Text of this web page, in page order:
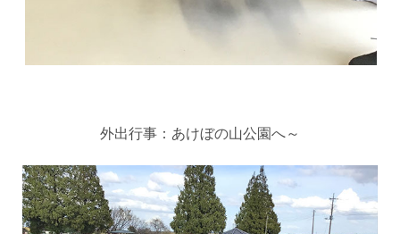
外出行事：あけぼの山公園へ～